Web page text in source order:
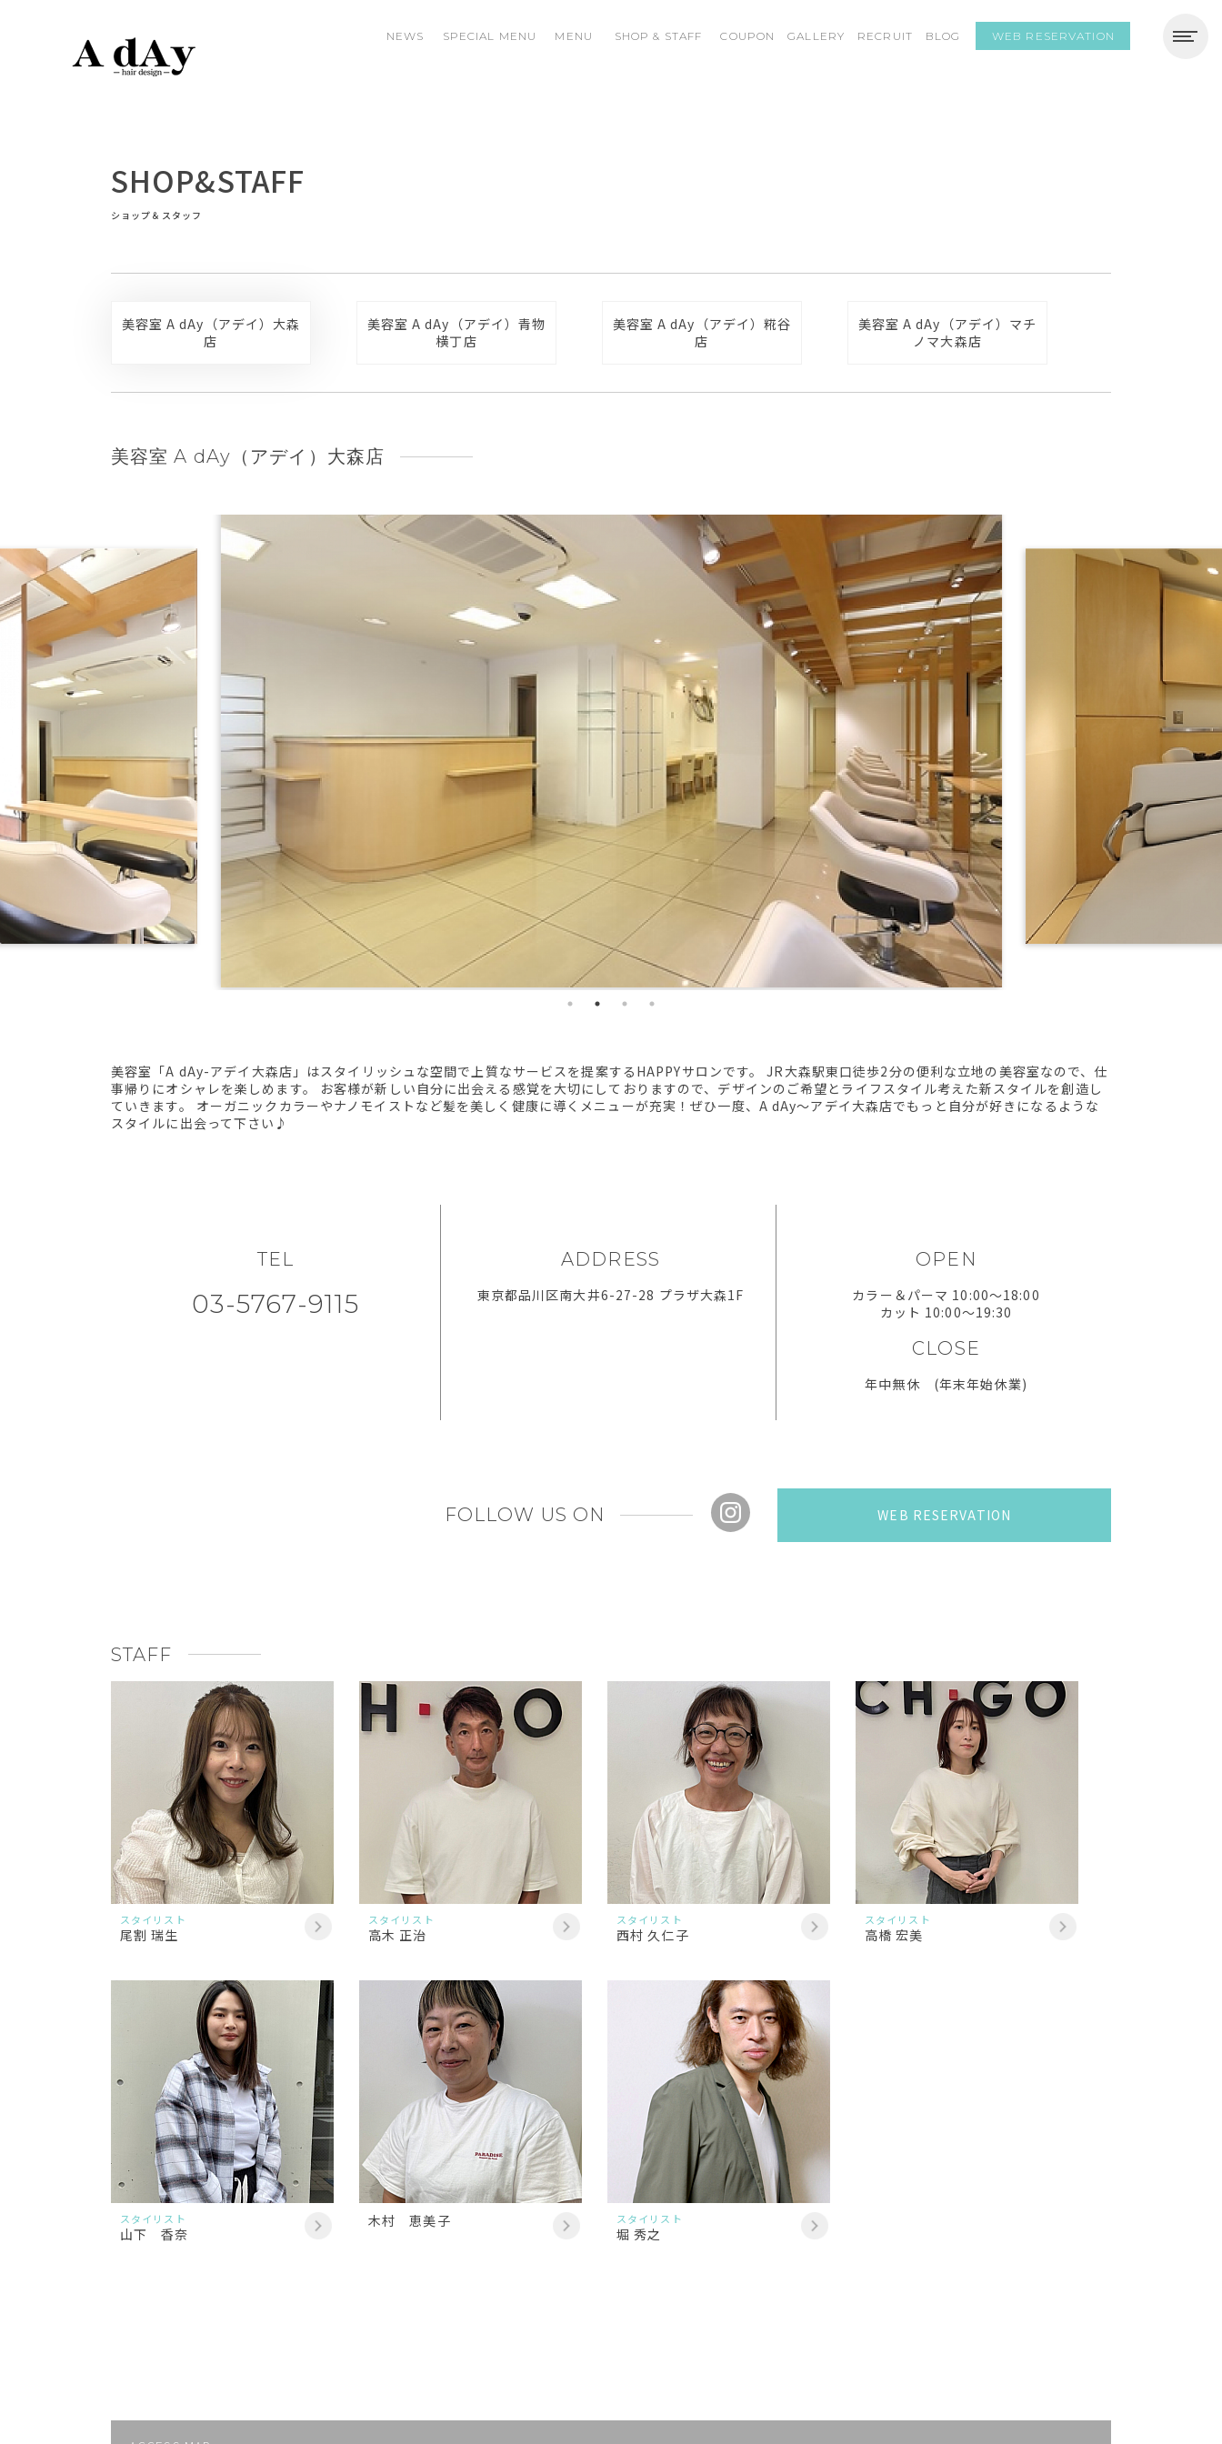
NEWS SPECIAL MENU MENU SHOP & STAFF COUPON GALLERY RECRUIT BLOG WEB RESERVATION
SHOP&STAFF
ショップ＆スタッフ
美容室 A dAy（アデイ）大森
店
美容室 A dAy（アデイ）青物
横丁店
美容室 A dAy（アデイ）糀谷
店
美容室 A dAy（アデイ）マチ
ノマ大森店
美容室 A dAy（アデイ）大森店
美容室「A dAy-アデイ大森店」はスタイリッシュな空間で上質なサービスを提案するHAPPYサロンです。 JR大森駅東口徒歩2分の便利な立地の美容室なので、仕
事帰りにオシャレを楽しめます。 お客様が新しい自分に出会える感覚を大切にしておりますので、デザインのご希望とライフスタイル考えた新スタイルを創造し
ていきます。 オーガニックカラーやナノモイストなど髪を美しく健康に導くメニューが充実！ぜひ一度、A dAy～アデイ大森店でもっと自分が好きになるような
スタイルに出会って下さい♪
TEL
03-5767-9115
ADDRESS
東京都品川区南大井6-27-28 プラザ大森1F
OPEN
カラー＆パーマ 10:00〜18:00
カット 10:00〜19:30
CLOSE
年中無休 (年末年始休業)
FOLLOW US ON WEB RESERVATION
STAFF
スタイリスト
尾割 瑞生
スタイリスト
高木 正治
スタイリスト
西村 久仁子
スタイリスト
高橋 宏美
スタイリスト
山下 香奈
木村 恵美子 スタイリスト
堀 秀之